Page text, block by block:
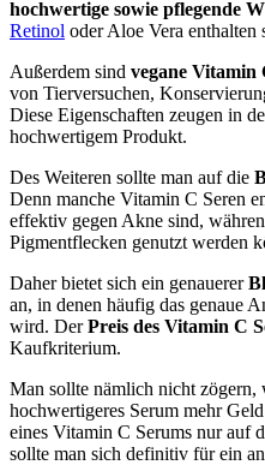
hochwertige sowie pflegende
Retinol oder Aloe Vera enthalten
Außerdem sind vegane Vitamin
von Tierversuchen,
Diese Eigenschaften zeugen in
hochwertigem Produkt.
Des Weiteren sollte man auf die
Denn manche Vitamin C Seren
effektiv gegen Akne sind,
Pigmentflecken genutzt werden
Daher bietet sich ein genauerer
an, in denen häufig das genaue
wird. DerPreis des Vitamin C
Kaufkriterium.
Man sollte nämlich nicht zögern,
hochwertigeres Serum mehr
eines Vitamin C Serums nur auf
sollte man sich definitiv für ein